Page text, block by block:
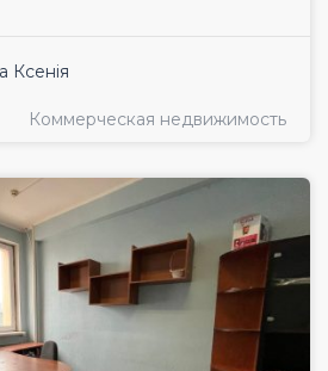
Ксенія
Коммерческая недвижимость